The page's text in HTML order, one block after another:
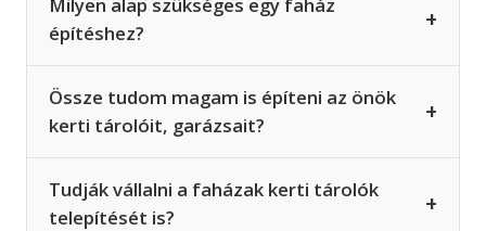
építéshez?
+
Össze tudom magam is építeni az önök
kerti tárolóit, garázsait?
+
Tudják vállalni a faházak kerti tárolók
telepítését is?
+